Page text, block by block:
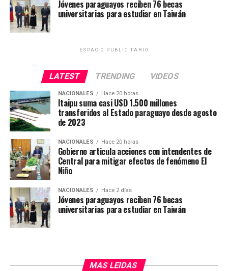
Jóvenes paraguayos reciben 76 becas
universitarias para estudiar en Taiwán
ESPACIO PUBLICITARIO
LATEST TRENDING VIDEOS
NACIONALES Hace 20 horas
Itaipu suma casi USD 1.500 millones
transferidos al Estado paraguayo desde agosto
de 2023
NACIONALES Hace 20 horas
Gobierno articula acciones con intendentes de
Central para mitigar efectos de fenómeno El
Niño
NACIONALES Hace 2 días
Jóvenes paraguayos reciben 76 becas
universitarias para estudiar en Taiwán
MAS LEIDAS